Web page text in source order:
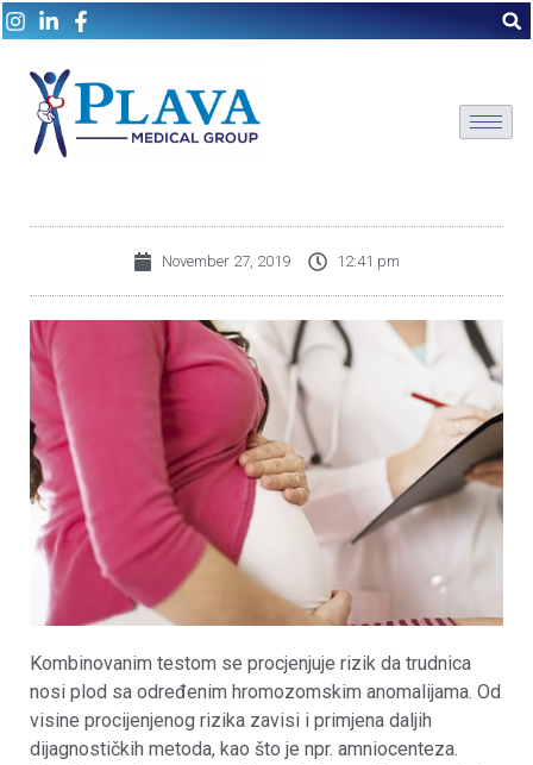
November 27, 2019 12:41 pm
Kombinovanim testom se procjenjuje rizik da trudnica
nosi plod sa određenim hromozomskim anomalijama. Od
visine procijenjenog rizika zavisi i primjena daljih
dijagnostičkih metoda, kao što je npr. amniocenteza.